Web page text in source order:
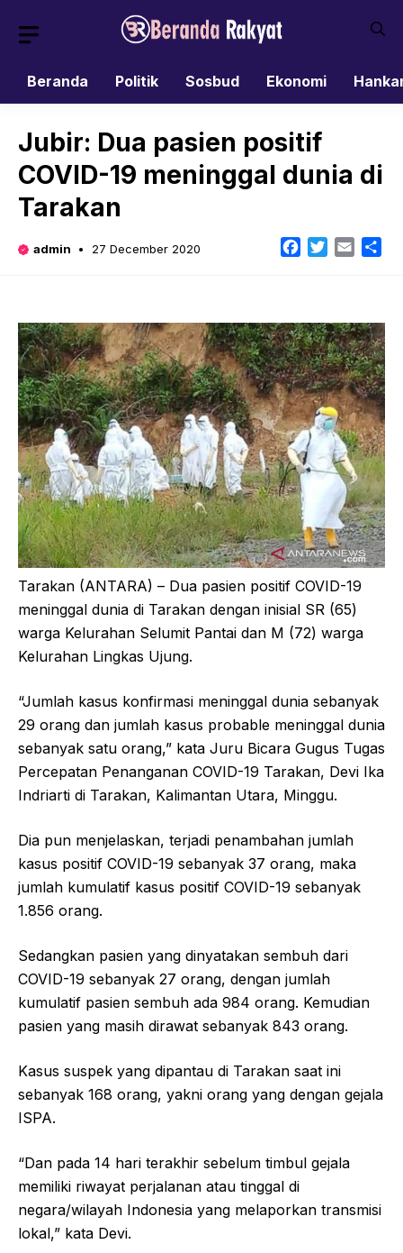
Beranda
Politik Sosbud Ekonomi
Jubir: Dua pasien positif
COVID-19 meninggal dunia di
Tarakan
admin 27 December 2020 Facebook
TwitterEmail
Tarakan (ANTARA) – Dua pasien positif COVID-19
meninggal dunia di Tarakan dengan inisial SR (65)
warga Kelurahan Selumit Pantai dan M (72) warga
Kelurahan Lingkas Ujung.
“Jumlah kasus konfirmasi meninggal dunia sebanyak
29 orang dan jumlah kasus probable meninggal dunia
sebanyak satu orang,” kata Juru Bicara Gugus Tugas
Percepatan Penanganan COVID-19 Tarakan, Devi Ika
Indriarti di Tarakan, Kalimantan Utara, Minggu.
Dia pun menjelaskan, terjadi penambahan jumlah
kasus positif COVID-19 sebanyak 37 orang, maka
jumlah kumulatif kasus positif COVID-19 sebanyak
1.856 orang.
Sedangkan pasien yang dinyatakan sembuh dari
COVID-19 sebanyak 27 orang, dengan jumlah
kumulatif pasien sembuh ada 984 orang. Kemudian
pasien yang masih dirawat sebanyak 843 orang.
Kasus suspek yang dipantau di Tarakan saat ini
sebanyak 168 orang, yakni orang yang dengan gejala
ISPA.
“Dan pada 14 hari terakhir sebelum timbul gejala
memiliki riwayat perjalanan atau tinggal di
negara/wilayah Indonesia yang melaporkan transmisi
lokal,” kata Devi.